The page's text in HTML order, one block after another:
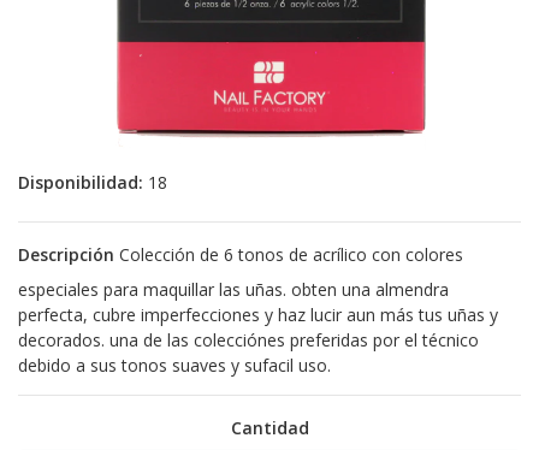
Disponibilidad: 18
Descripción Colección de 6 tonos de acrílico con colores
especiales para maquillar las uñas. obten una almendra
perfecta, cubre imperfecciones y haz lucir aun más tus uñas y
decorados. una de las colecciónes preferidas por el técnico
debido a sus tonos suaves y sufacil uso.
Cantidad